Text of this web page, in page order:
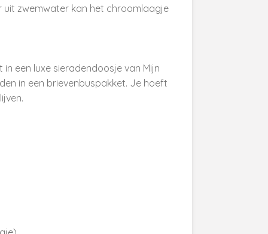
uit zwemwater kan het chroomlaagje
een luxe sieradendoosje van Mijn
in een brievenbuspakket. Je hoeft